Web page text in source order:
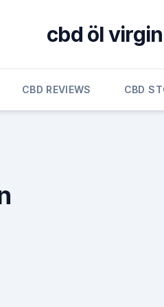
cbd öl
CBD REVIEWS CBD